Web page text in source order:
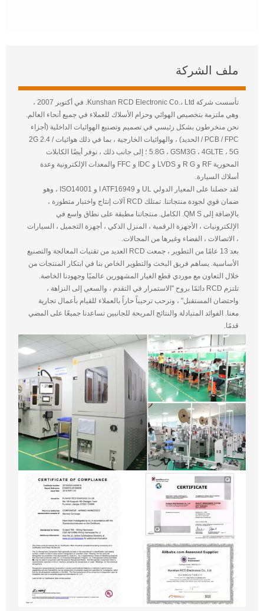
ملف الشركة
تأسست شركة Kunshan RCD Electronic Co.، Ltd. في أكتوبر 2007 ،
وهي ملتزمة بتخصيص الهوائي وحزام الأسلاك للعملاء في جميع أنحاء العالم.
نحن منخرطون بشكل رئيسي في تصميم وتصنيع الهوائيات الداخلية (أجزاء
PCB / FPC / الحديد) ، والهوائيات الخارجية ، بما في ذلك هوائيات 2G 2.4 /
5.8G ، GSM3G ، 4GLTE ، 5G ؛ إلى جانب ذلك ، نوفر أيضًا الكابلات
المحورية RF و R G و LVDS و IDC و FFC والمعدات الإلكترونية وعدة
أسلاك السيارة.
لقد حصلنا على المعيار الدولي UL و I ATF16949 و ISO14001 ، وهو
ضمان قوي لجودة منتجاتنا. تمتلك RCD آلات إنتاج واختبار متطورة ،
بالإضافة إلى QM S. الكامل. منتجاتنا مطبقة على نطاق واسع في
الإلكترونيات ، الأجهزة الرقمية ، المنزل الذكي ، أجهزة التجميل ، السيارات
، الاتصالات ، الفضاء وغيرها من المجالات.
بعد 13 عامًا من التطوير ، جمعت RCD العديد من تقنيات المعالجة والتصنيع
الأساسية. يساهم فريق البحث والتطوير الخاص بنا في ابتكار المنتجات من
خلال التعاون مع موردي قطع الغيار المشهورين عالميًا وجهودنا الخاصة.
تلتزم RCD دائمًا بروح "الاستمرار في التقدم ، والسعي إلى النزاهة ،
واحتضان المستقبل" ، ونرحب ترحيباً حاراً بالعملاء للقيام بأعمال تجارية
معنا. الفوائد المتبادلة والنتائج المربحة للجانبين تساعدنا جميعًا على المضي
قدمًا.